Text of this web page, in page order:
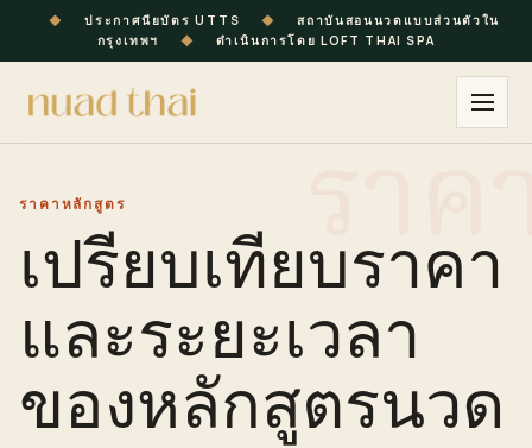
◆ ประกาศนียบัตร UTTS ◆
สถาบันสอนนวดแบบส่วนตัวใน
กรุงเทพฯ
◆ ดำเนินการโดย LOFT THAI SPA
ราคาหลักสูตร
เปรียบเทียบราคา
และระยะเวลา
ของหลักสูตรนวด